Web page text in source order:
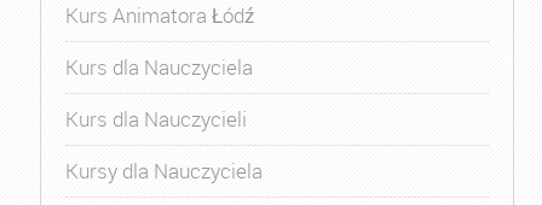
Kurs Animatora Łódź
Kurs dla Nauczyciela
Kurs dla Nauczycieli
Kursy dla Nauczyciela